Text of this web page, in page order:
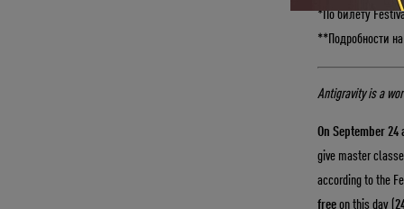
*По билету
**Подробности
Antigravity is a
On September 24
give master
according to the
freeon this day (